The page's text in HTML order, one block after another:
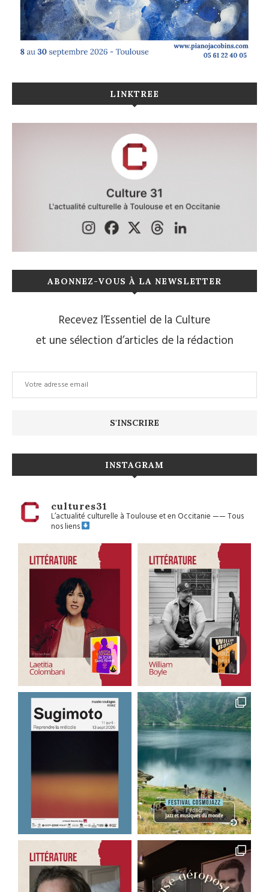
LINKTREE
ABONNEZ-VOUS À LA NEWSLETTER
Recevez l’Essentiel de la Culture
et une sélection d’articles de la rédaction
INSTAGRAM
cultures31
L’actualité culturelle à Toulouse et en Occitanie——Tous
nos liens